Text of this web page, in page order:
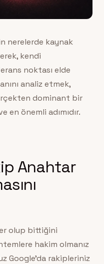
nerelerde kaynak
kendi
noktası elde
analiz etmek,
dominant bir
en önemli adımıdır.
Anahtar
olup bittiğini
hakim olmanız
Google’da rakipleriniz